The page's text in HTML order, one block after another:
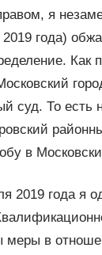
я
года)
Как
суд. То есть
в
2019 года я
меры в